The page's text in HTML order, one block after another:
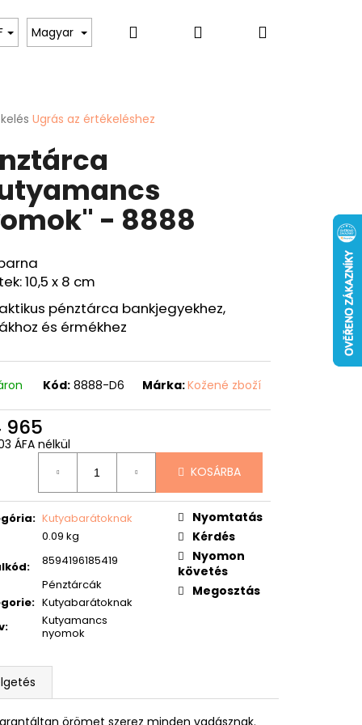
Hölgyeknek Hobbi & Szabadidő
Magyar KeresésBejelentkezés
Kosár
Ugrás az értékeléshez
- 8888
10,5 x 8 cm
pénztárca bankjegyekhez,
és érmékhez
Kód: 8888-D6 Márka:Kožené zboží
965
ÁFA nélkül
KOSÁRBA
: Kutyabarátoknak
0.09 kg
:
8594196185419
Pénztárcák
: Kutyabarátoknak
:
Kutyamancs
nyomok
Nyomtatás
Kérdés
Nyomon
követés
Megosztás
örömet szerez minden vadásznak.
"PONTY" - 40